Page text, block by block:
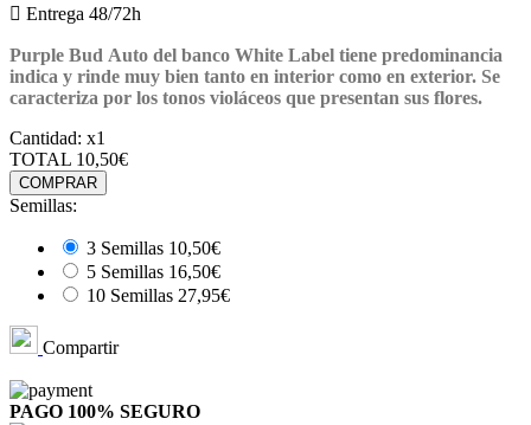
 Entrega 48/72h
Purple Bud Auto del banco White Label tiene predominancia
indica y rinde muy bien tanto en interior como en exterior. Se
caracteriza por los tonos violáceos que presentan sus flores.
Cantidad: x1
TOTAL 10,50€
COMPRAR
Semillas:
3 Semillas 10,50€
5 Semillas 16,50€
10 Semillas 27,95€
Compartir
PAGO 100% SEGURO